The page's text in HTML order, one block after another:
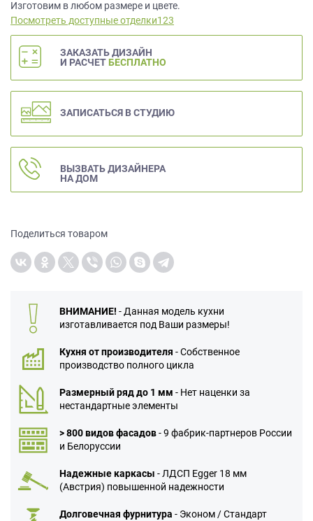
Изготовим в любом размере и цвете.
Посмотреть доступные отделки123
ЗАКАЗАТЬ ДИЗАЙН
И РАСЧЕТ БЕСПЛАТНО
ЗАПИСАТЬСЯ В СТУДИЮ
ВЫЗВАТЬ ДИЗАЙНЕРА
НА ДОМ
Поделиться товаром
ВНИМАНИЕ! - Данная модель кухни
изготавливается под Ваши размеры!
Кухня от производителя - Собственное
производство полного цикла
Размерный ряд до 1 мм - Нет наценки за
нестандартные элементы
> 800 видов фасадов- 9 фабрик-партнеров России
и Белоруссии
Надежные каркасы - ЛДСП Egger 18 мм
(Австрия) повышенной надежности
Долговечная фурнитура - Эконом / Стандарт
данных.